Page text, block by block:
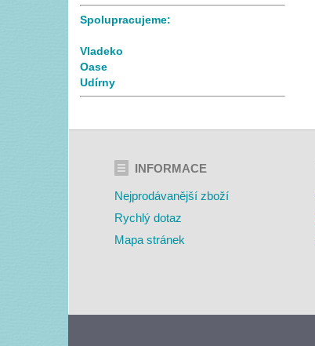
Spolupracujeme:
Vladeko
Oase
Udírny
INFORMACE
Nejprodávanější zboží
Rychlý dotaz
Mapa stránek